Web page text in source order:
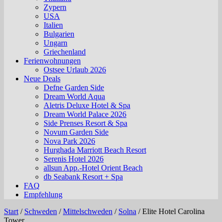
Zypern
USA
Italien
Bulgarien
Ungarn
Griechenland
Ferienwohnungen
Ostsee Urlaub 2026
Neue Deals
Defne Garden Side
Dream World Aqua
Aletris Deluxe Hotel & Spa
Dream World Palace 2026
Side Prenses Resort & Spa
Novum Garden Side
Nova Park 2026
Hurghada Marriott Beach Resort
Serenis Hotel 2026
allsun App.-Hotel Orient Beach
db Seabank Resort + Spa
FAQ
Empfehlung
Start / Schweden /Mittelschweden / Solna /Elite Hotel Carolina
Tower